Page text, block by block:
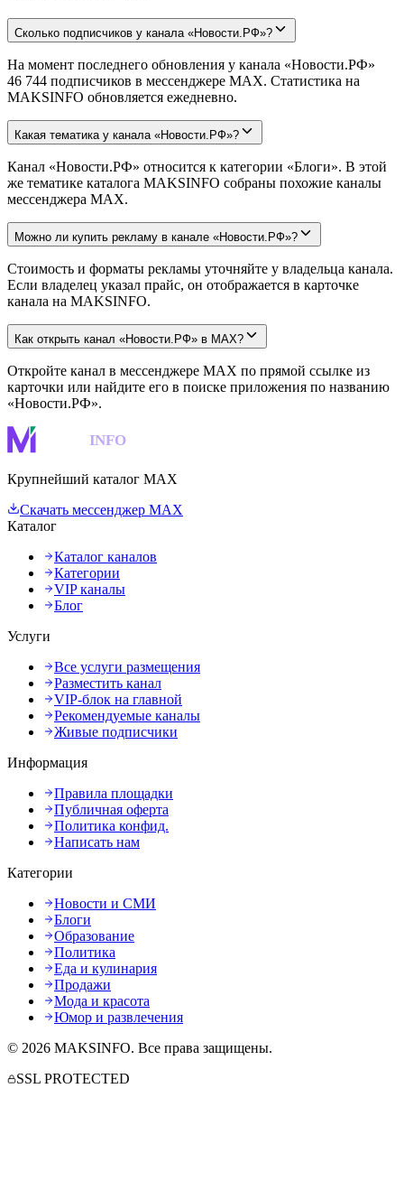
Сколько подписчиков у канала «Новости.РФ»?
На момент последнего обновления у канала «Новости.РФ»
46 744 подписчиков в мессенджере MAX. Статистика на
MAKSINFO обновляется ежедневно.
Какая тематика у канала «Новости.РФ»?
Канал «Новости.РФ» относится к категории «Блоги». В этой
же тематике каталога MAKSINFO собраны похожие каналы
мессенджера MAX.
Можно ли купить рекламу в канале «Новости.РФ»?
Стоимость и форматы рекламы уточняйте у владельца канала.
Если владелец указал прайс, он отображается в карточке
канала на MAKSINFO.
Как открыть канал «Новости.РФ» в MAX?
Откройте канал в мессенджере MAX по прямой ссылке из
карточки или найдите его в поиске приложения по названию
«Новости.РФ».
INFO
Крупнейший каталог MAX
Скачать мессенджер MAX
Каталог
Каталог каналов
Категории
VIP каналы
Блог
Услуги
Все услуги размещения
Разместить канал
VIP-блок на главной
Рекомендуемые каналы
Живые подписчики
Информация
Правила площадки
Публичная оферта
Политика конфид.
Написать нам
Категории
Новости и СМИ
Блоги
Образование
Политика
Еда и кулинария
Продажи
Мода и красота
Юмор и развлечения
© 2026 MAKSINFO. Все права защищены.
SSL PROTECTED